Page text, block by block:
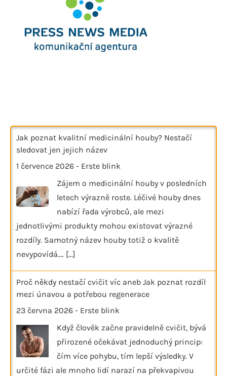
Jak poznat kvalitní medicinální houby? Nestačí
sledovat jen jejich název
1 července 2026 - Erste blink
Zájem o medicinální houby v posledních
letech výrazně roste. Léčivé houby dnes
nabízí řada výrobců, ale mezi
jednotlivými produkty mohou existovat výrazné
rozdíly. Samotný název houby totiž o kvalitě
nevypovídá.… [...]
Proč někdy nestačí cvičit víc aneb Jak poznat rozdíl
mezi únavou a potřebou regenerace
23 června 2026 - Erste blink
Když člověk začne pravidelně cvičit, bývá
přirozené očekávat jednoduchý princip:
čím více pohybu, tím lepší výsledky. V
určité fázi ale mnoho lidí narazí na překvapivou